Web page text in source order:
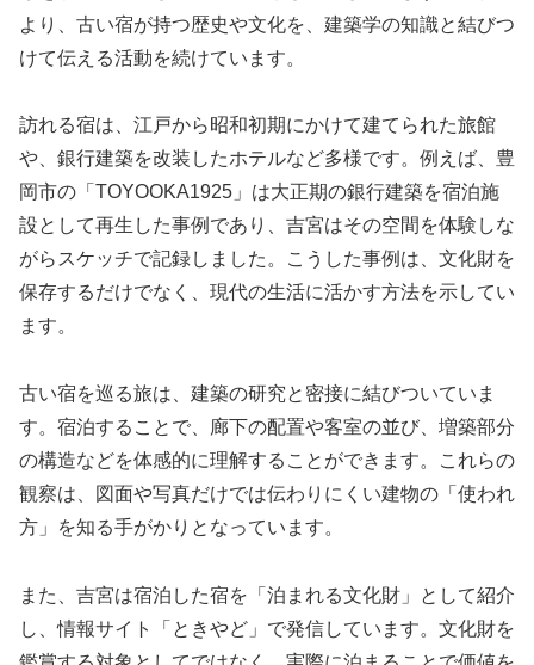
より、古い宿が持つ歴史や文化を、建築学の知識と結びつ
けて伝える活動を続けています。
訪れる宿は、江戸から昭和初期にかけて建てられた旅館
や、銀行建築を改装したホテルなど多様です。例えば、豊
岡市の「TOYOOKA1925」は大正期の銀行建築を宿泊施
設として再生した事例であり、吉宮はその空間を体験しな
がらスケッチで記録しました。こうした事例は、文化財を
保存するだけでなく、現代の生活に活かす方法を示してい
ます。
古い宿を巡る旅は、建築の研究と密接に結びついていま
す。宿泊することで、廊下の配置や客室の並び、増築部分
の構造などを体感的に理解することができます。これらの
観察は、図面や写真だけでは伝わりにくい建物の「使われ
方」を知る手がかりとなっています。
また、吉宮は宿泊した宿を「泊まれる文化財」として紹介
し、情報サイト「ときやど」で発信しています。文化財を